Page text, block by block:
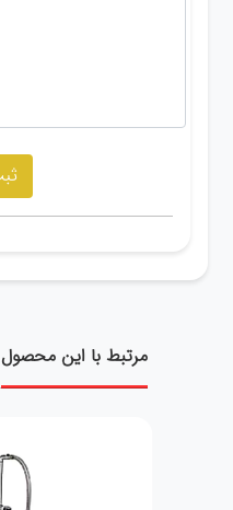
مرتبط با این محصول